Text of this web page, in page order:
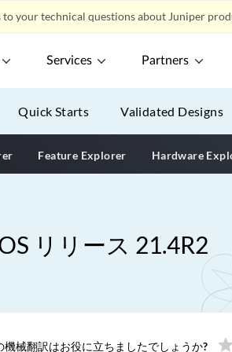
to your technical questions about Juniper
Services Partners
Quick Starts Validated Designs
Feature Explorer Hardware
リリース 21.4R2
機械翻訳はお役に立ちましたでしょうか? star